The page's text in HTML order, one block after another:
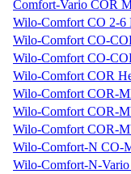
Comfort-Vario COR
Wilo-Comfort CO 2-
Wilo-Comfort CO-
Wilo-Comfort CO-
Wilo-Comfort COR
Wilo-Comfort COR-
Wilo-Comfort COR-
Wilo-Comfort COR-
Wilo-Comfort-N CO-
Wilo-Comfort-N-